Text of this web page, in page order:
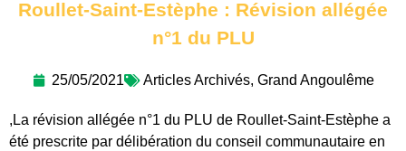
Roullet-Saint-Estèphe : Révision allégée
n°1 du PLU
25/05/2021 Articles Archivés, Grand Angoulême
,La révision allégée n°1 du PLU de Roullet-Saint-Estèphe a
été prescrite par délibération du conseil communautaire en